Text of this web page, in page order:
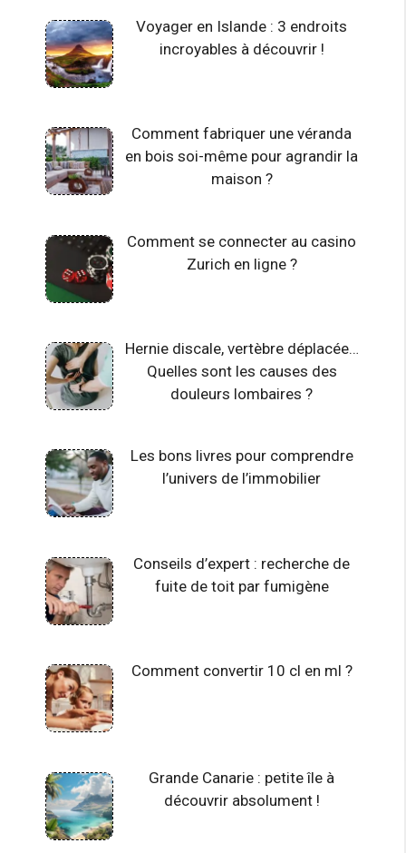
Voyager en Islande : 3 endroits
incroyables à découvrir !
Comment fabriquer une véranda
en bois soi-même pour agrandir la
maison ?
Comment se connecter au casino
Zurich en ligne ?
Hernie discale, vertèbre déplacée…
Quelles sont les causes des
douleurs lombaires ?
Les bons livres pour comprendre
l’univers de l’immobilier
Conseils d’expert : recherche de
fuite de toit par fumigène
Comment convertir 10 cl en ml ?
Grande Canarie : petite île à
découvrir absolument !